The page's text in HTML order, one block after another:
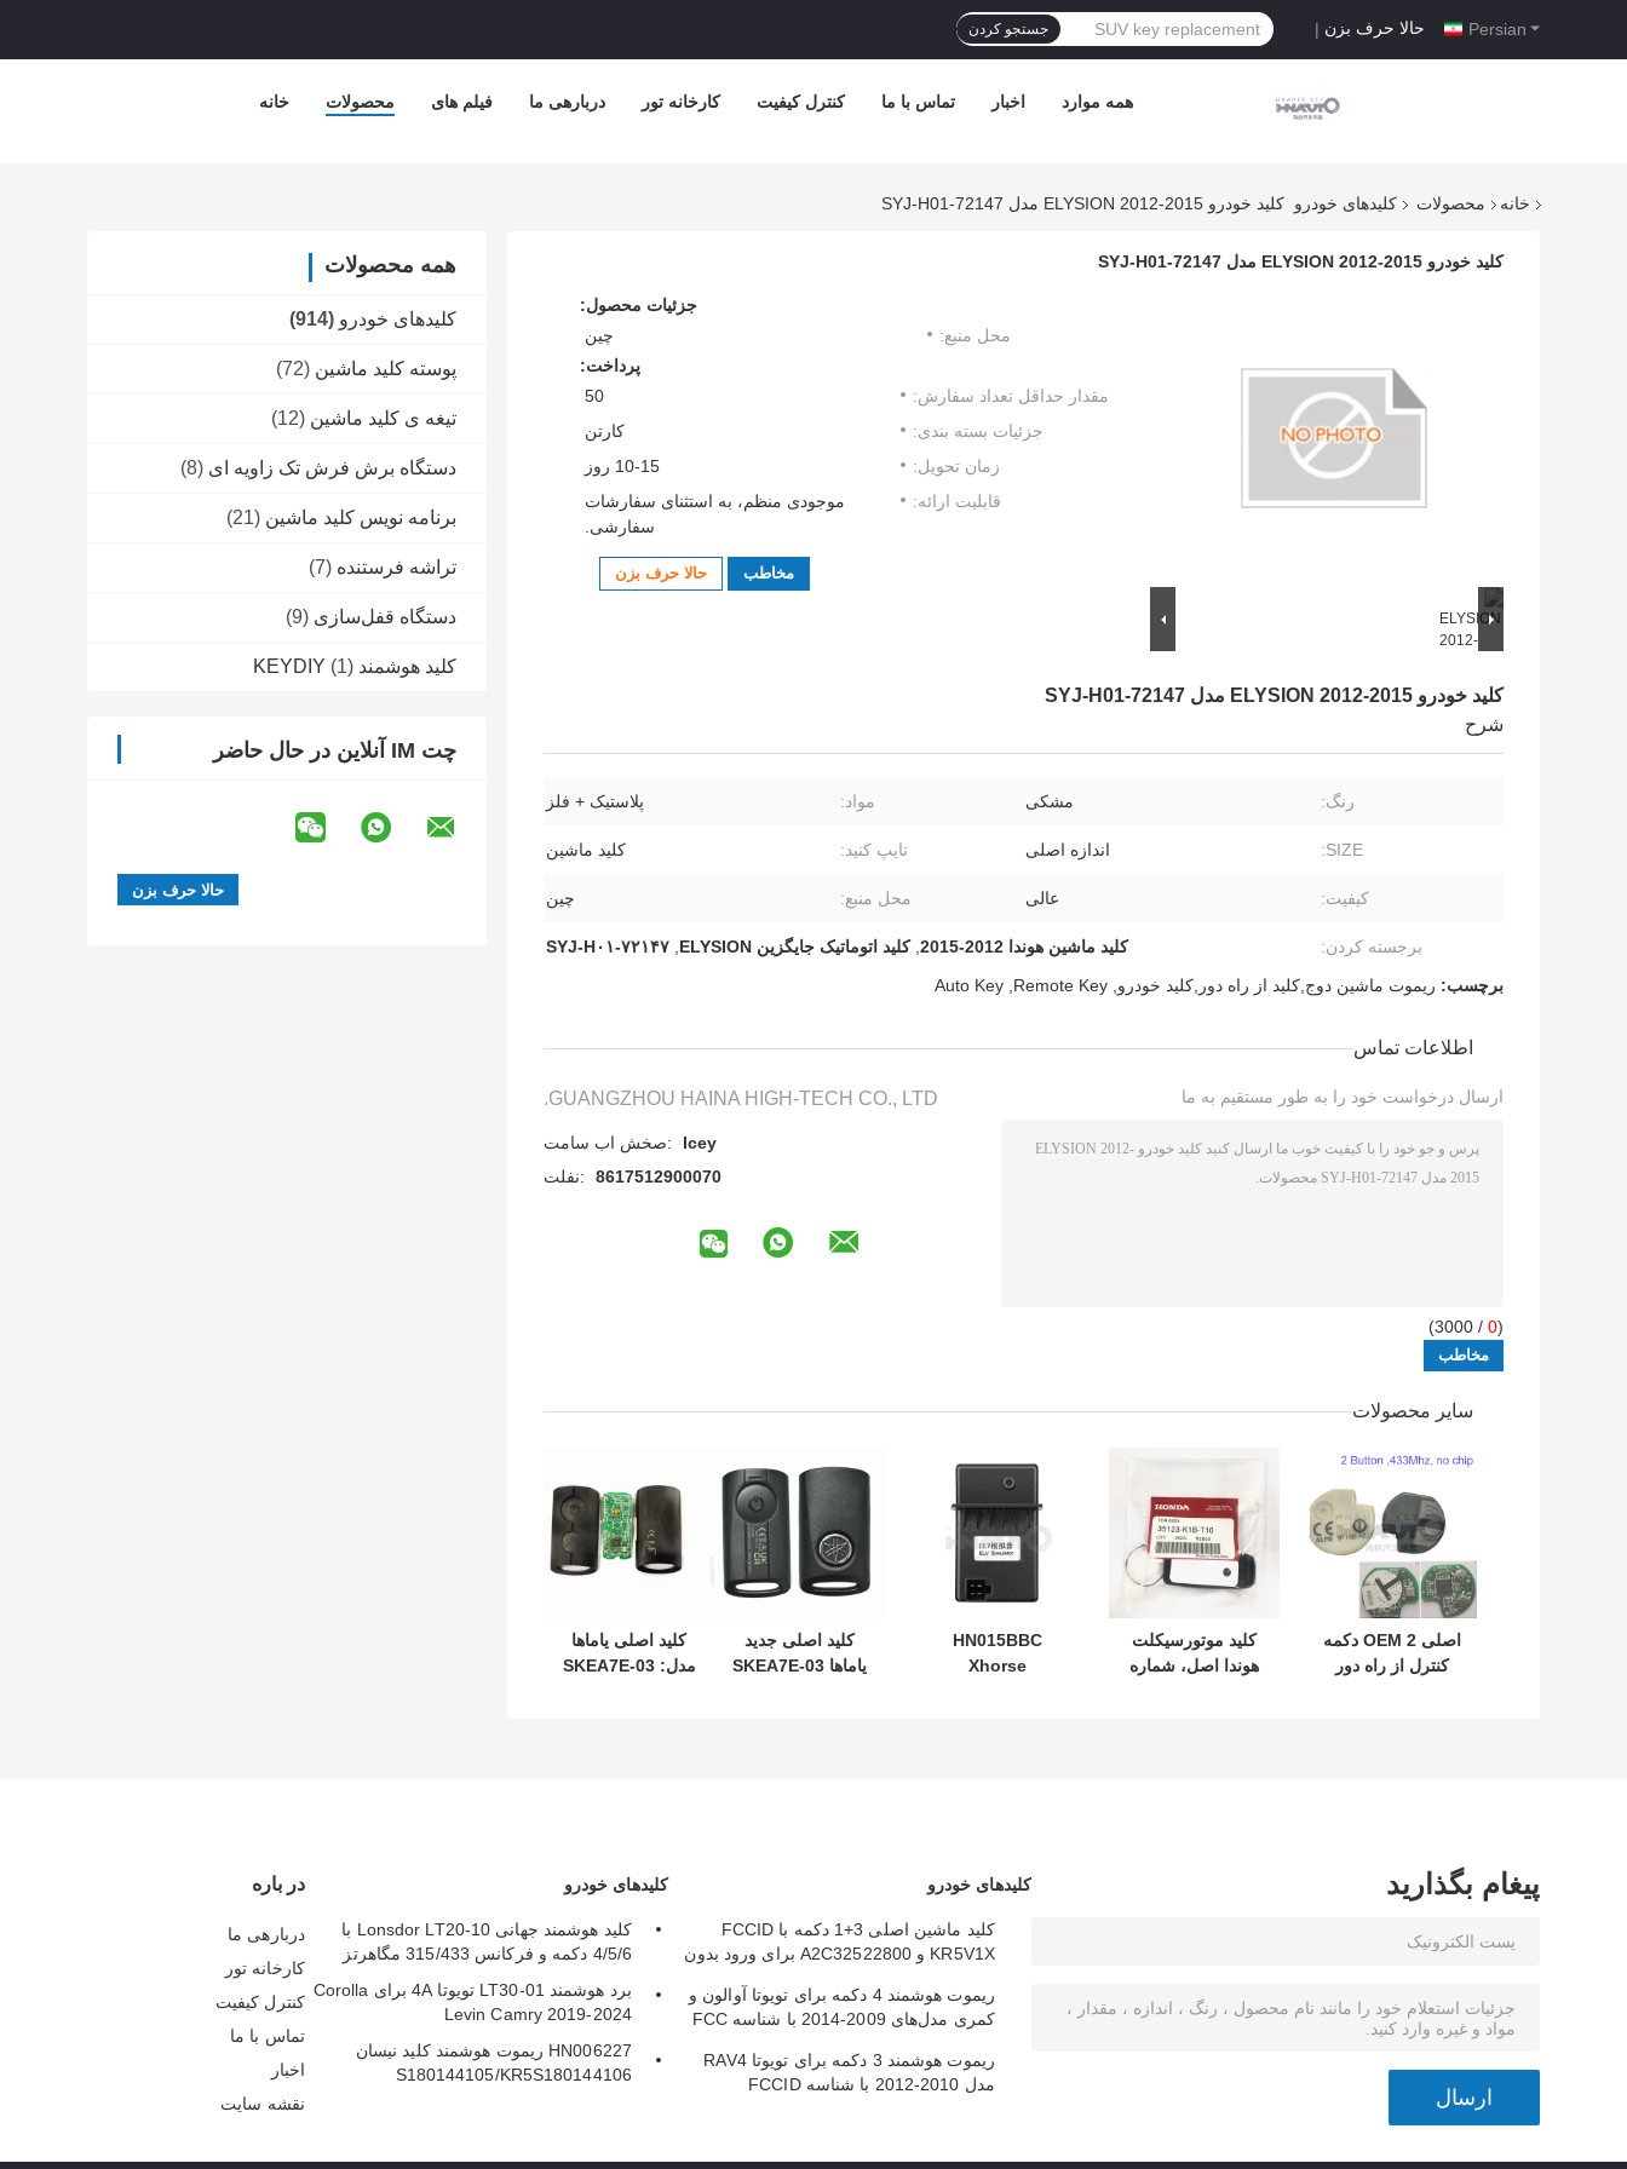
Persian حالا حرف بزن | جستجو کردن
خانه محصولات فیلم های دربارهی ما کارخانه تور کنترل کیفیت تماس با ما اخبار همه موارد
خانه محصولات کلیدهای خودرو کلید خودرو ELYSION 2012-2015 مدل 72147-SYJ-H01
همه محصولات
کلیدهای خودرو (914)
پوسته کلید ماشین (72)
تیغه ی کلید ماشین (12)
دستگاه برش فرش تک زاویه ای (8)
برنامه نویس کلید ماشین (21)
تراشه فرستنده (7)
دستگاه قفل‌سازی (9)
کلید هوشمند KEYDIY (1)
چت IM آنلاین در حال حاضر
کلید خودرو ELYSION 2012-2015 مدل 72147-SYJ-H01
جزئیات محصول:
محل منبع:
چین
پرداخت:
مقدار حداقل تعداد سفارش:
50
جزئیات بسته بندی:
کارتن
زمان تحویل:
10-15 روز
قابلیت ارائه:
موجودی منظم، به استثنای سفارشات
سفارشی.
مخاطب حالا حرف بزن
کلید خودرو ELYSION 2012-2015 مدل 72147-SYJ-H01
شرح
رنگ: مشکی مواد: پلاستیک + فلز
SIZE: اندازه اصلی تایپ کنید: کلید ماشین
کیفیت: عالی محل منبع: چین
برجسته کردن: کليد ماشين هوندا 2012-2015 ,کلید اتوماتیک جایگزین ELYSION , ۷۲۱۴۷-SYJ-H۰۱
برچسب: ریموت ماشین دوج,کلید از راه دور,کلید خودرو,
Remote Key
,
Auto Key
اطلاعات تماس
GUANGZHOU HAINA HIGH-TECH CO., LTD.
تماس با شخص:
Icey
تلفن:
8617512900070
ارسال درخواست خود را به طور مستقیم به ما
(
0
/ 3000)
سایر محصولات
اصلی OEM 2 دکمه
کنترل از راه دور
کلید موتورسیکلت
هوندا اصل، شماره
HN015BBC
Xhorse
کلید اصلی جدید
یاماها SKEA7E-03
کلید اصلی یاماها
مدل: SKEA7E-03
در باره
دربارهی ما
کارخانه تور
کنترل کیفیت
تماس با ما
اخبار
نقشه سایت
کلیدهای خودرو
کلید هوشمند جهانی Lonsdor LT20-10 با
4/5/6 دکمه و فرکانس 315/433 مگاهرتز
برد هوشمند LT30-01 تویوتا 4A برای Corolla
Levin Camry 2019-2024
HN006227 ریموت هوشمند کلید نیسان
S180144105/KR5S180144106
کلیدهای خودرو
کلید ماشین اصلی 3+1 دکمه با FCCID
KR5V1X و A2C32522800 برای ورود بدون
ریموت هوشمند 4 دکمه برای تویوتا آوالون و
کمری مدل‌های 2009-2014 با شناسه FCC
ریموت هوشمند 3 دکمه برای تویوتا RAV4
مدل 2010-2012 با شناسه FCCID
پیغام بگذارید